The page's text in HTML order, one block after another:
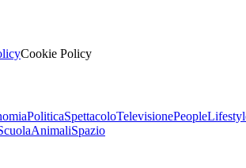
Cookie Policy
PoliticaSpettacoloTelevisionePeople
AnimaliSpazio